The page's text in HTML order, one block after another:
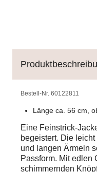
Bestell-Nr. 60122811
Länge ca. 56 cm,
Eine Feinstrick-
begeistert. Die
und langen Ärmeln
Passform. Mit edlen
schimmernden